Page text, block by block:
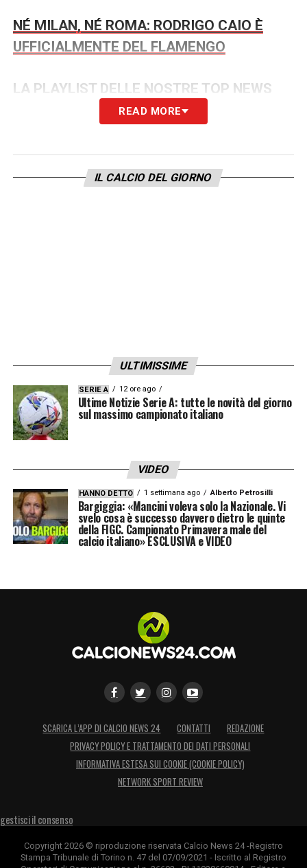
NÉ MILAN, NÉ ROMA: RODRIGO CAIO È
UFFICIALMENTE DEL FLAMENGO
LA PLAYLIST DELLE NOSTRE TOP NEWS
READ MORE
IL CALCIO DEL GIORNO
ULTIMISSIME
SERIE A 12 ore ago
Ultime Notizie Serie A: tutte le novità del giorno
sul massimo campionato italiano
VIDEO
HANNO DETTO 1 settimana ago Alberto Petrosilli
Bargiggia: «Mancini voleva solo la Nazionale. Vi
svelo cosa è successo davvero dietro le quinte
della FIGC. Campionato Primavera male del
calcio italiano» ESCLUSIVA e VIDEO
SCARICA L’APP DI CALCIO NEWS 24 CONTATTI
REDAZIONE
PRIVACY POLICY E TRATTAMENTO DEI DATI PERSONALI
INFORMATIVA ESTESA SUI COOKIE (COOKIE POLICY)
NETWORK SPORT REVIEW
gestisci il consenso
Copyright 2026 © riproduzione riservata Calcio News 24 -Registro
Stampa Tribunale di Torino n. 47 del 07/09/2021 - Iscritto al Registro